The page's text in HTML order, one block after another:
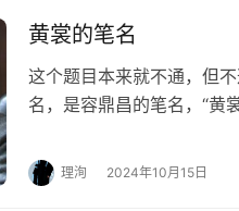
黄裳的笔名
这个题目本来就不通，但
名，是容鼎昌的笔名，“黄
名，所以只好这么写。 想
的一个小册子《蠹鱼篇》
理洵 2024年10月15日